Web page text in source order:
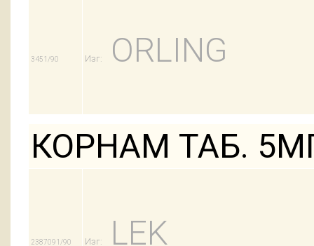
3451/90 Изг: ORLING
КОРНАМ ТАБ.
2387091/90 Изг: LEK